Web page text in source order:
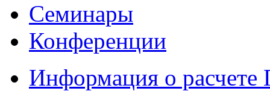
Семинары
Конференции
Информация о